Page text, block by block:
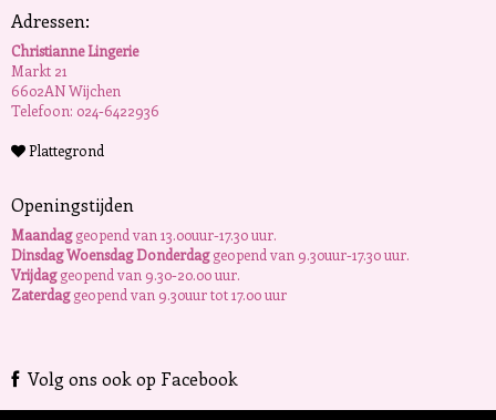
Adressen:
Christianne Lingerie
Markt 21
6602AN Wijchen
Telefoon: 024-6422936
Plattegrond
Openingstijden
Maandaggeopend van 13.00uur-17.30 uur.
Dinsdag Woensdag Donderdaggeopend van 9.30uur-17.30 uur.
Vrijdaggeopend van 9.30-20.00 uur.
Zaterdaggeopend van 9.30uur tot 17.00 uur
Volg ons ook op Facebook